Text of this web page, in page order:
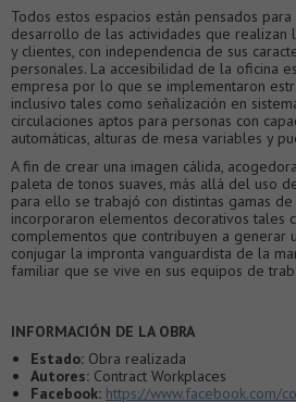
Todos estos espacios están pensados
desarrollo de las actividades que realizan
y clientes, con independencia de sus
personales. La accesibilidad de la oficina
empresa por lo que se implementaron
inclusivo tales como señalización en
circulaciones aptos para personas con
automáticas, alturas de mesa variables y
A fin de crear una imagen cálida,
paleta de tonos suaves, más allá del uso
para ello se trabajó con distintas gamas
incorporaron elementos decorativos tales
complementos que contribuyen a generar
conjugar la impronta vanguardista de la
familiar que se vive en sus equipos de
INFORMACIÓN DE LA OBRA
Estado: Obra realizada
Autores: Contract Workplaces
Facebook: https://www.facebook.com/